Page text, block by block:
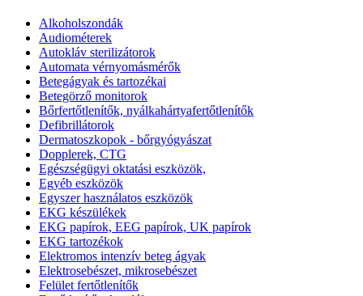
Alkoholszondák
Audiométerek
Autokláv sterilizátorok
Automata vérnyomásmérők
Betegágyak és tartozékai
Betegörző monitorok
Bőrfertőtlenítők, nyálkahártyafertőtlenítők
Defibrillátorok
Dermatoszkopok - bőrgyógyászat
Dopplerek, CTG
Egészségügyi oktatási eszközök,
Egyéb eszközök
Egyszer használatos eszközök
EKG készülékek
EKG papírok, EEG papírok, UK papírok
EKG tartozékok
Elektromos intenzív beteg ágyak
Elektrosebészet, mikrosebészet
Felület fertőtlenítők